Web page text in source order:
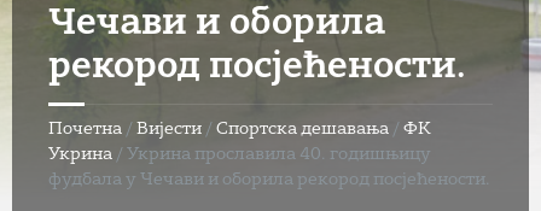
Чечави и оборила
рекород посјећености.
Почетна / Вијести / Спортска дешавања / ФК
Укрина / Укрина прославила 40. годишњицу
фудбала у Чечави и оборила рекород посјећености.